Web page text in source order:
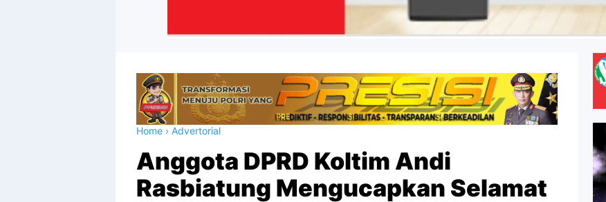
Home › Advertorial
Anggota DPRD Koltim Andi
Rasbiatung Mengucapkan Selamat